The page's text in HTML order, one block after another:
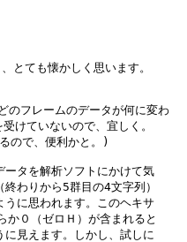
とても懐かしく思います。
のフレームのデータが何に変わ
けていないので、宜しく。
ので、便利かと。)
タを解析ソフトにかけて気
わりから5群目の4文字列）
に思われます。このヘキサ
か０（ゼロＨ）が含まれると
見えます。しかし、試しに